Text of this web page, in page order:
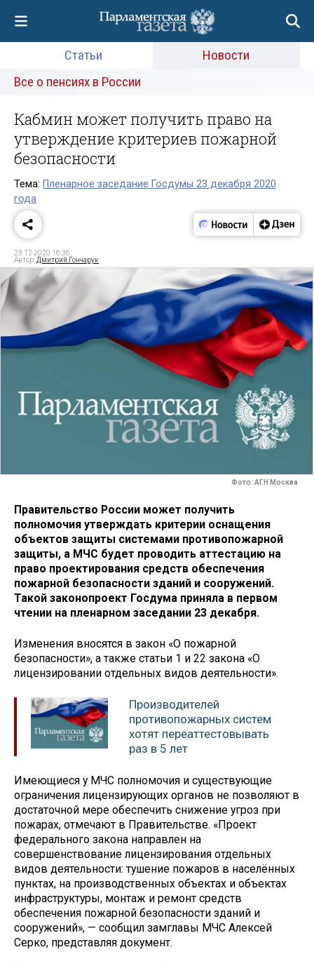
Статьи
Новости
Все о пенсиях в России
Кабмин может получить право на
утверждение критериев пожарной
безопасности
Тема: Пленарное заседание Госдумы 23 декабря 2020
года
23.12.2020 16:36
Автор: Дмитрий Гончарук
Фото: АГН Москва
Правительство России может получить
полномочия утверждать критерии оснащения
объектов защиты системами противопожарной
защиты, а МЧС будет проводить аттестацию на
право проектирования средств обеспечения
пожарной безопасности зданий и сооружений.
Такой законопроект Госдума приняла в первом
чтении на пленарном заседании 23 декабря.
Изменения вносятся в закон «О пожарной
безопасности», а также статьи 1 и 22 закона «О
лицензировании отдельных видов деятельности».
Производителей
противопожарных систем
хотят переаттестовывать
раз в 5 лет
Имеющиеся у МЧС полномочия и существующие
ограничения лицензирующих органов не позволяют в
достаточной мере обеспечить снижение угроз при
пожарах, отмечают в Правительстве. «Проект
федерального закона направлен на
совершенствование лицензирования отдельных
видов деятельности: тушение пожаров в населённых
пунктах, на производственных объектах и объектах
инфраструктуры, монтаж и ремонт средств
обеспечения пожарной безопасности зданий и
сооружений», — сообщил замглавы МЧС Алексей
Серко, представляя документ.